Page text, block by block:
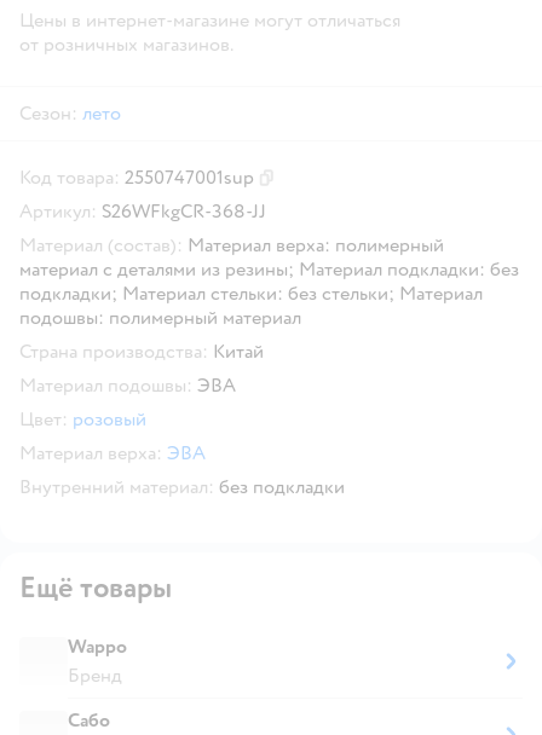
Цены в интернет-магазине могут отличаться
от розничных магазинов.
Сезон: лето
Код товара: 2550747001sup
Артикул: S26WFkgCR-368-JJ
Материал (состав): Материал верха: полимерный
материал с деталями из резины; Материал подкладки: без
подкладки; Материал стельки: без стельки; Материал
подошвы: полимерный материал
Страна производства: Китай
Материал подошвы: ЭВА
Цвет: розовый
Материал верха: ЭВА
Внутренний материал: без подкладки
Ещё товары
Wappo
Бренд
Сабо